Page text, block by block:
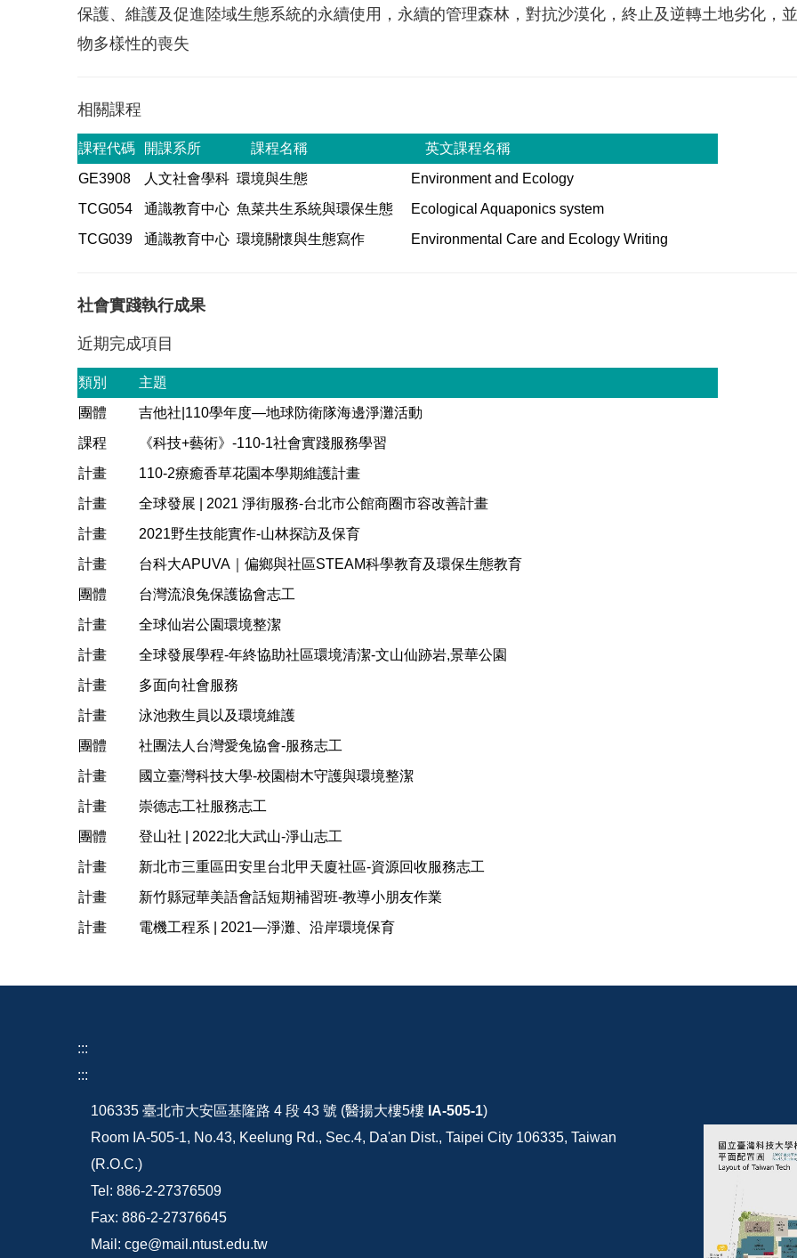
保護、維護及促進陸域生態系統的永續使用，永續的管理森林，對抗沙漠化，終止及逆轉土地劣化，
物多樣性的喪失
相關課程
課程代碼 開課系所 課程名稱
英文課程名稱
GE3908
人文社會學科 環境與生態
Environment and Ecology
TCG054
通識教育中心 魚菜共生系統與環保生態
Ecological Aquaponics system
TCG039
通識教育中心 環境關懷與生態寫作 Environmental Care and Ecology Writing
社會實踐執行成果
近期完成項目
類別
主題
團體
吉他社|110學年度—地球防衛隊海邊淨灘活動
課程
《科技+藝術》-110-1社會實踐服務學習
計畫
110-2療癒香草花園本學期維護計畫
計畫
全球發展 | 2021 淨街服務-台北市公館商圈市容改善計畫
計畫
2021野生技能實作-山林探訪及保育
計畫
台科大APUVA｜偏鄉與社區STEAM科學教育及環保生態教育
團體
台灣流浪兔保護協會志工
計畫
全球仙岩公園環境整潔
計畫
全球發展學程-年終協助社區環境清潔-文山仙跡岩,景華公園
計畫
多面向社會服務
計畫
泳池救生員以及環境維護
團體
社團法人台灣愛兔協會-服務志工
計畫
國立臺灣科技大學-校園樹木守護與環境整潔
計畫
崇德志工社服務志工
團體
登山社 | 2022北大武山-淨山志工
計畫
新北市三重區田安里台北甲天廈社區-資源回收服務志工
計畫
新竹縣冠華美語會話短期補習班-教導小朋友作業
計畫
電機工程系 | 2021—淨灘、沿岸環境保育
:::
:::
106335 臺北市大安區基隆路 4 段 43 號 (醫揚大樓5樓 IA-505-1)
Room IA-505-1, No.43, Keelung Rd., Sec.4, Da'an Dist., Taipei City 106335, Taiwan
(R.O.C.)
Tel: 886-2-27376509
Fax: 886-2-27376645
Mail: cge@mail.ntust.edu.tw